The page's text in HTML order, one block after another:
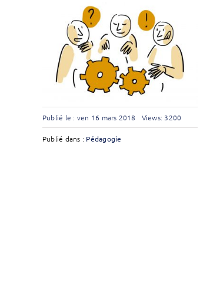
Publié le : ven 16 mars 2018 Views: 3200
Publié dans : Pédagogie